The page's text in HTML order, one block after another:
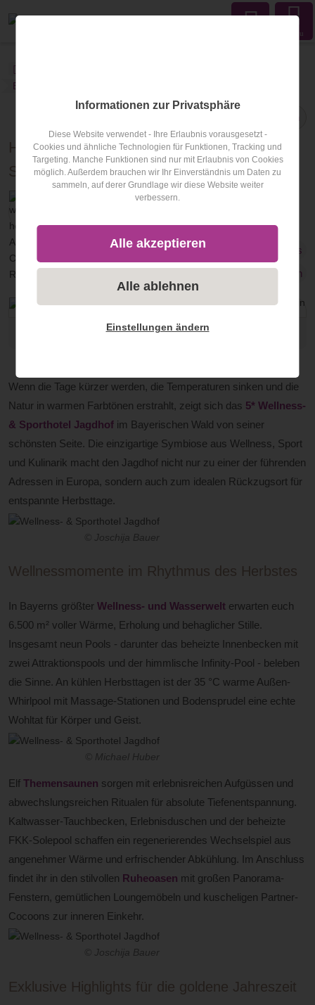
Menu
Blogartikel
Hotel des Monats Oktober: 5* Wellness- &
Sporthotel Jagdhof in Röhrnbach
01.10.2025
Hotel des Monats
Bayern
© Joschija Bauer
Wenn die Tage kürzer werden, die Temperaturen sinken und die
Natur in warmen Farbtönen erstrahlt, zeigt sich das 5* Wellness-
& Sporthotel Jagdhof im Bayerischen Wald von seiner
schönsten Seite. Die einzigartige Symbiose aus Wellness, Sport
und Kulinarik macht den Jagdhof nicht nur zu einer der führenden
Adressen in Europa, sondern auch zum idealen Rückzugsort für
entspannte Herbsttage.
© Joschija Bauer
Wellnessmomente im Rhythmus des Herbstes
In Bayerns größter Wellness- und Wasserwelt erwarten euch
6.500 m² voller Wärme, Erholung und behaglicher Stille.
Insgesamt neun Pools - darunter das beheizte Innenbecken mit
zwei Attraktionspools und der himmlische Infinity-Pool - beleben
die Sinne. An kühlen Herbsttagen ist der 35 °C warme Außen-
Whirlpool mit Massage-Stationen und Bodensprudel eine echte
Wohltat für Körper und Geist.
© Michael Huber
Elf Themensaunen sorgen mit erlebnisreichen Aufgüssen und
abwechslungsreichen Ritualen für absolute Tiefenentspannung.
Kaltwasser-Tauchbecken, Erlebnisduschen und der beheizte
FKK-Solepool schaffen ein regenerierendes Wechselspiel aus
angenehmer Wärme und erfrischender Abkühlung. Im Anschluss
findet ihr in den stilvollen Ruheoasen mit großen Panorama-
Fenstern, gemütlichen Loungemöbeln und kuscheligen Partner-
Cocoons zur inneren Einkehr.
© Joschija Bauer
Exklusive Highlights für die goldene Jahreszeit
Informationen zur Privatsphäre
Diese Website verwendet - Ihre Erlaubnis vorausgesetzt -
Cookies und ähnliche Technologien für Funktionen, Tracking und
Targeting. Manche Funktionen sind nur mit Erlaubnis von Cookies
möglich. Außerdem brauchen wir Ihr Einverständnis um Daten zu
sammeln, auf derer Grundlage wir diese Website weiter
verbessern.
Alle akzeptieren
Alle ablehnen
Einstellungen ändern